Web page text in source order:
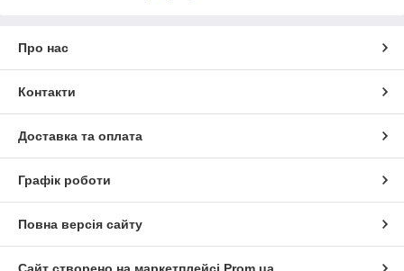
Про нас
Контакти
Доставка та оплата
Графік роботи
Повна версія сайту
Сайт створено на маркетплейсі Prom.ua